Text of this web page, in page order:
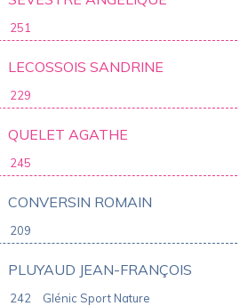
251
229
LECOSSOIS SANDRINE
245
QUELET AGATHE
209
CONVERSIN ROMAIN
242
PLUYAUD JEAN-FRANÇOIS
Glénic Sport Nature